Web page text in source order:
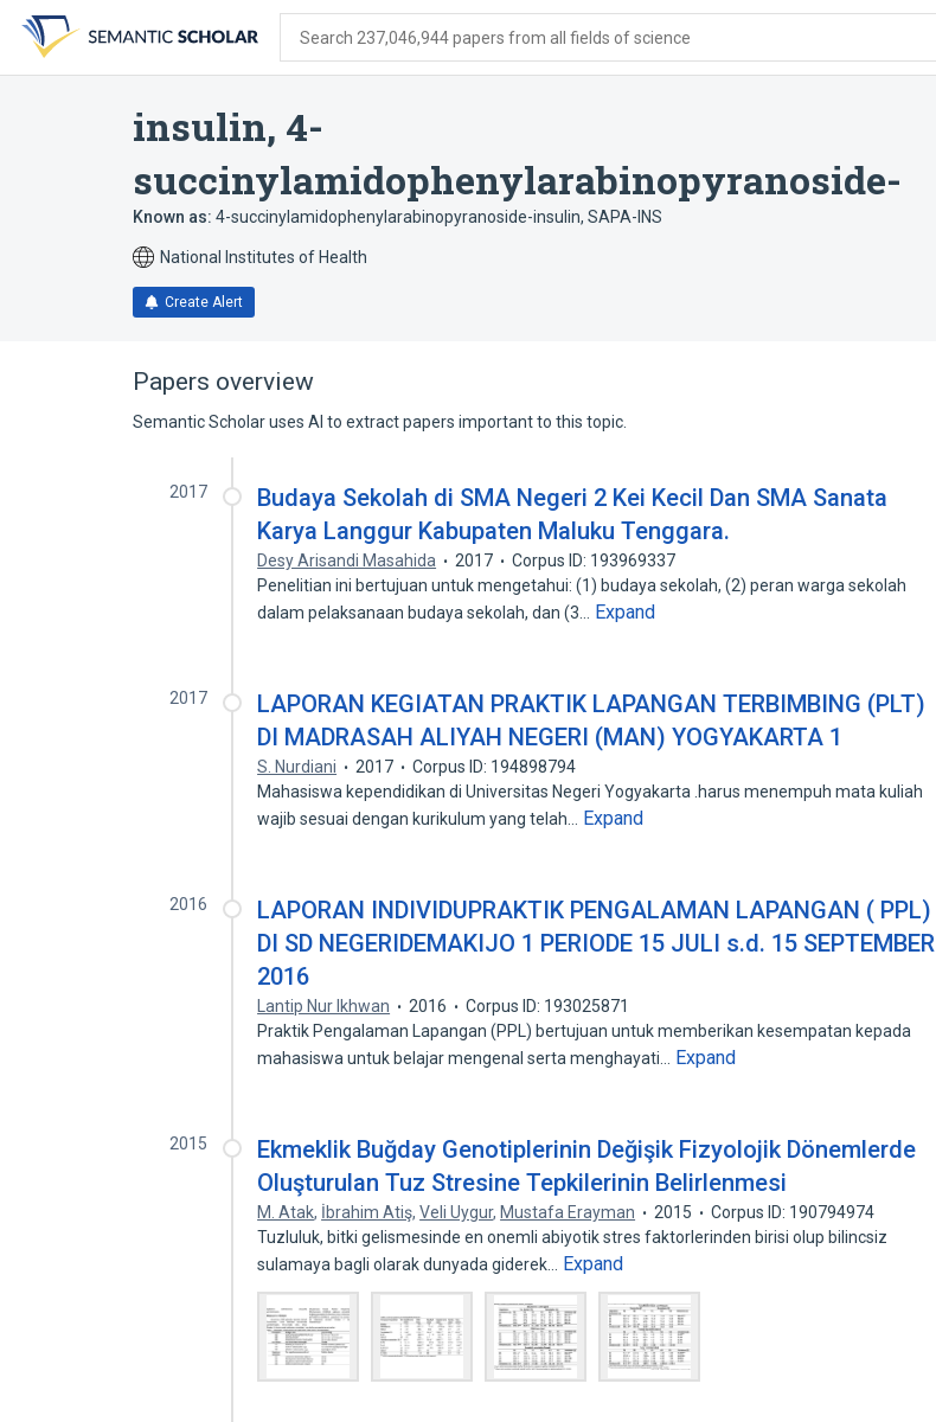
search
form
content
account
menu
Search 237,046,944 papers from all fields of science
insulin, 4-
succinylamidophenylarabinopyranoside-
Known as: 4-succinylamidophenylarabinopyranoside-insulin, SAPA-INS
National Institutes of Health
Create Alert
Papers overview
Semantic Scholar uses AI to extract papers important to this topic.
2017
Budaya Sekolah di SMA Negeri 2 Kei Kecil Dan SMA Sanata
Karya Langgur Kabupaten Maluku Tenggara.
Desy Arisandi Masahida 2017
Corpus ID: 193969337
Penelitian ini bertujuan untuk mengetahui: (1) budaya sekolah, (2) peran warga sekolah
dalam pelaksanaan budaya sekolah, dan (3…
Expand
2017
LAPORAN KEGIATAN PRAKTIK LAPANGAN TERBIMBING (PLT)
DI MADRASAH ALIYAH NEGERI (MAN) YOGYAKARTA 1
S. Nurdiani 2017
Corpus ID: 194898794
Mahasiswa kependidikan di Universitas Negeri Yogyakarta .harus menempuh mata kuliah
wajib sesuai dengan kurikulum yang telah…
Expand
2016
LAPORAN INDIVIDUPRAKTIK PENGALAMAN LAPANGAN ( PPL)
DI SD NEGERIDEMAKIJO 1 PERIODE 15 JULI s.d. 15 SEPTEMBER
2016
Lantip Nur Ikhwan 2016
Corpus ID: 193025871
Praktik Pengalaman Lapangan (PPL) bertujuan untuk memberikan kesempatan kepada
mahasiswa untuk belajar mengenal serta menghayati…
Expand
2015
Ekmeklik Buğday Genotiplerinin Değişik Fizyolojik Dönemlerde
Oluşturulan Tuz Stresine Tepkilerinin Belirlenmesi
M. Atak, İbrahim Atiş,Veli Uygur, Mustafa Erayman 2015
Corpus ID: 190794974
Tuzluluk, bitki gelismesinde en onemli abiyotik stres faktorlerinden birisi olup bilincsiz
sulamaya bagli olarak dunyada giderek…
Expand